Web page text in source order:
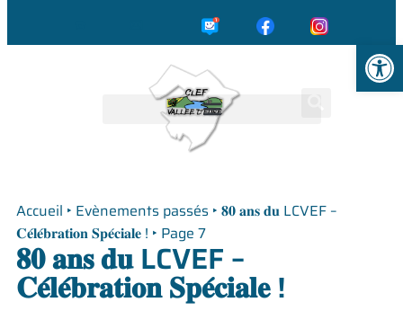
Accueil ‣ Evènements passés ‣ 𝟖𝟎 𝐚𝐧𝐬 𝐝𝐮 LCVEF –
𝐂𝐞́𝐥𝐞́𝐛𝐫𝐚𝐭𝐢𝐨𝐧 𝐒𝐩𝐞́𝐜𝐢𝐚𝐥𝐞 ! ‣ Page 7
𝟖𝟎 𝐚𝐧𝐬 𝐝𝐮 LCVEF –
𝐂𝐞́𝐥𝐞́𝐛𝐫𝐚𝐭𝐢𝐨𝐧 𝐒𝐩𝐞́𝐜𝐢𝐚𝐥𝐞 !
Ouvrir